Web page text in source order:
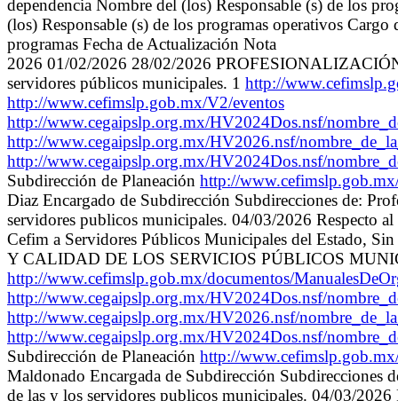
dependencia Nombre del (los) Responsable (s) de los
(los) Responsable (s) de los programas operativos
programas Fecha de Actualización Nota
2026 01/02/2026 28/02/2026
servidores públicos municipales. 1 http://
http://www.cefimslp.gob.mx/V2/eventos
http://www.cegaipslp.org.mx/HV2024Dos.nsf/
http://www.cegaipslp.org.mx/HV2026.nsf/
http://www.cegaipslp.org.mx/HV2024Dos.nsf/
Subdirección de Planeación http://
Diaz Encargado de Subdirección Subdirecciones de:
servidores publicos municipales. 04/03/2026 Respecto
Cefim a Servidores Públicos Municipales del Estado,
Y CALIDAD DE LOS SERVICIOS PÚBLICOS
http://www.cefimslp.gob.mx/documentos/
http://www.cegaipslp.org.mx/HV2024Dos.nsf/
http://www.cegaipslp.org.mx/HV2026.nsf/
http://www.cegaipslp.org.mx/HV2024Dos.nsf/
Subdirección de Planeación http://
Maldonado Encargada de Subdirección
de las y los servidores publicos municipales. 04/03/